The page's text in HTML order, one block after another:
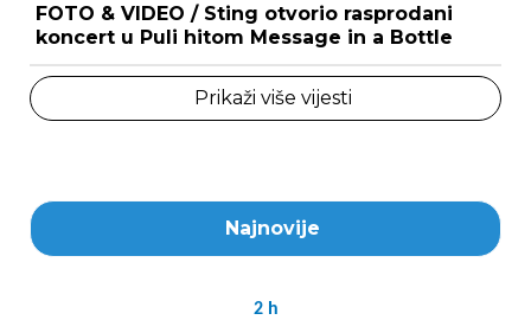
FOTO & VIDEO / Sting otvorio rasprodani
koncert u Puli hitom Message in a Bottle
Prikaži više vijesti
Najnovije
2 h